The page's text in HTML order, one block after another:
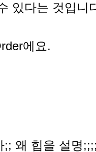
있다는 것입니
에요.
;; 왜 힙을 설명